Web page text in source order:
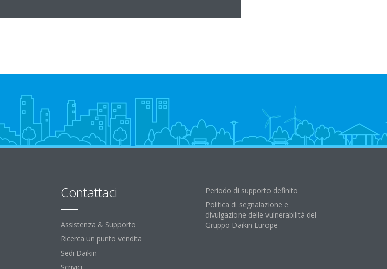
Contattaci
Assistenza & Supporto
Ricerca un punto vendita
Sedi Daikin
Periodo di supporto definito
Politica di segnalazione e
divulgazione delle vulnerabilità del
Gruppo Daikin Europe